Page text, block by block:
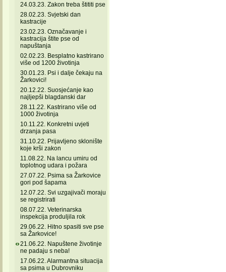
24.03.23. Zakon treba štititi pse
28.02.23. Svjetski dan
kastracije
23.02.23. Označavanje i
kastracija štite pse od
napuštanja
02.02.23. Besplatno kastrirano
više od 1200 životinja
30.01.23. Psi i dalje čekaju na
Žarkovici!
20.12.22. Suosjećanje kao
najljepši blagdanski dar
28.11.22. Kastrirano više od
1000 životinja
10.11.22. Konkretni uvjeti
drzanja pasa
31.10.22. Prijavljeno sklonište
koje krši zakon
11.08.22. Na lancu umiru od
toplotnog udara i požara
27.07.22. Psima sa Žarkovice
gori pod šapama
12.07.22. Svi uzgajivači moraju
se registrirati
08.07.22. Veterinarska
inspekcija produljila rok
29.06.22. Hitno spasiti sve pse
sa Žarkovice!
21.06.22. Napuštene životinje
ne padaju s neba!
17.06.22. Alarmantna situacija
sa psima u Dubrovniku